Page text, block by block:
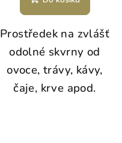
Prostředek na zvlášť
odolné skvrny od
ovoce, trávy, kávy,
čaje, krve apod.